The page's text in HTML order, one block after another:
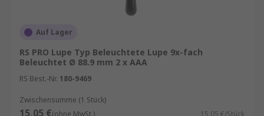
Auf Lager
RS PRO Lupe Typ Beleuchtete Lupe 9x-fach
Beleuchtet Ø 88.9 mm 2 x AAA
RS Best.-Nr. 180-9469
Zwischensumme (1 Stück)
15,05 €(ohne MwSt.) 15,05 €/Stück